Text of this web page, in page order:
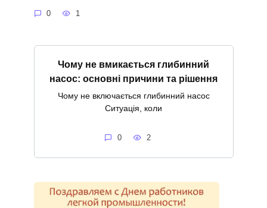
0 1
Чому не вмикається глибинний
насос: основні причини та рішення
Чому не включається глибинний насос
Ситуація, коли
0 2